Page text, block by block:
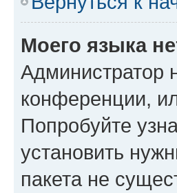
Моего языка
Администратор
конференции,
Попробуйте
установить
пакета не